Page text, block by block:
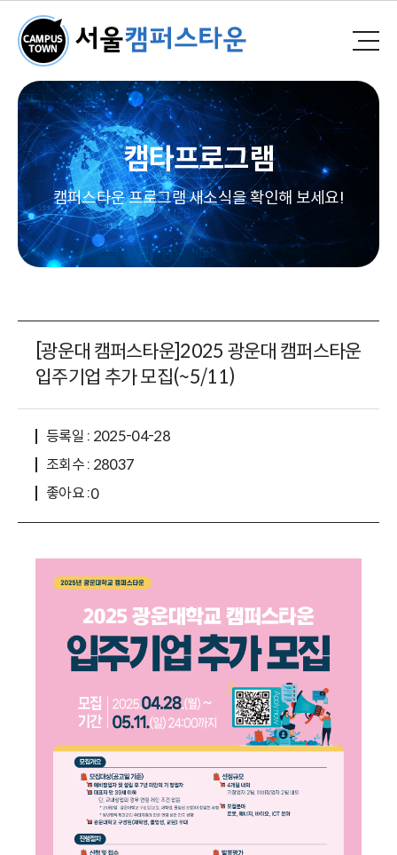
캠타프로그램
캠퍼스타운 프로그램 새소식을 확인해 보세요!
[광운대 캠퍼스타운]2025 광운대 캠퍼스타운
입주기업 추가 모집(~5/11)
등록일 : 2025-04-28
조회수 : 28037
좋아요 :0